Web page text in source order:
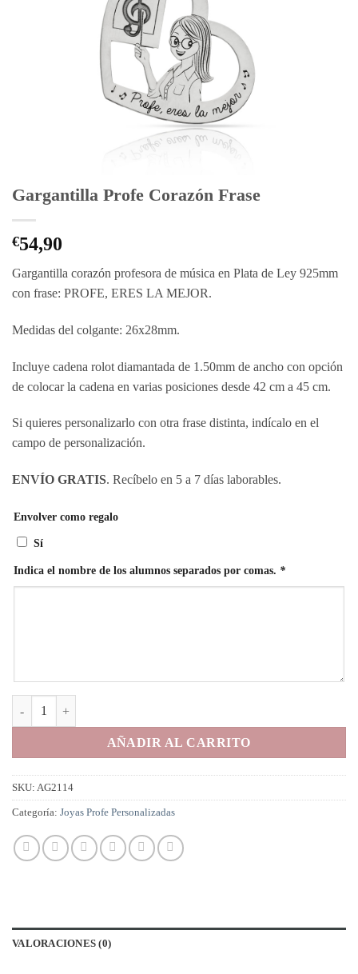
Gargantilla Profe Corazón Frase
€54,90
Gargantilla corazón profesora de música en Plata de Ley 925mm
con frase: PROFE, ERES LA MEJOR.
Medidas del colgante: 26x28mm.
Incluye cadena rolot diamantada de 1.50mm de ancho con opción
de colocar la cadena en varias posiciones desde 42 cm a 45 cm.
Si quieres personalizarlo con otra frase distinta, indícalo en el
campo de personalización.
ENVÍO GRATIS. Recíbelo en 5 a 7 días laborables.
Envolver como regalo
Sí
Indica el nombre de los alumnos separados por comas. *
AÑADIR AL CARRITO
SKU: AG2114
Categoría: Joyas Profe Personalizadas
VALORACIONES (0)